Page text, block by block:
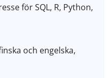
för SQL, R, Python,
och engelska,